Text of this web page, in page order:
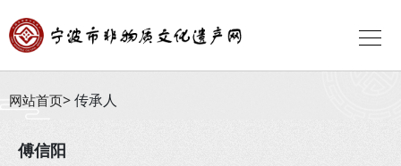
网站首页 传承人
傅信阳